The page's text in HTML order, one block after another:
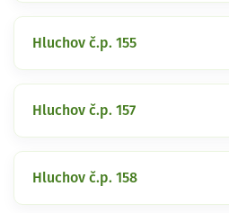
Hluchov č.p. 155
Hluchov č.p. 157
Hluchov č.p. 158